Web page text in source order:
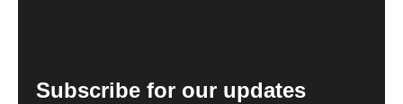
Subscribe for our updates